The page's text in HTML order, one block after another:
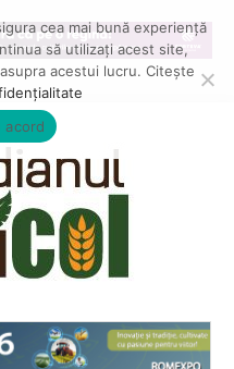
cea mai bună experiență
să utilizați acest site,
acestui lucru. Citește
acord